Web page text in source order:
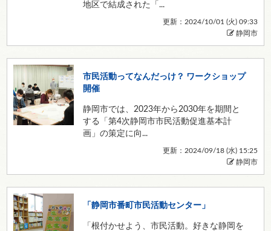
地区で結成された「...
更新：2024/10/01 (火) 09:33
静岡市
市民活動ってなんだっけ？ ワークショップ
開催
静岡市では、2023年から2030年を期間と
する「第4次静岡市市民活動促進基本計
画」の策定に向...
更新：2024/09/18 (水) 15:25
静岡市
「静岡市番町市民活動センター」
「根付かせよう、市民活動。好きな静岡を